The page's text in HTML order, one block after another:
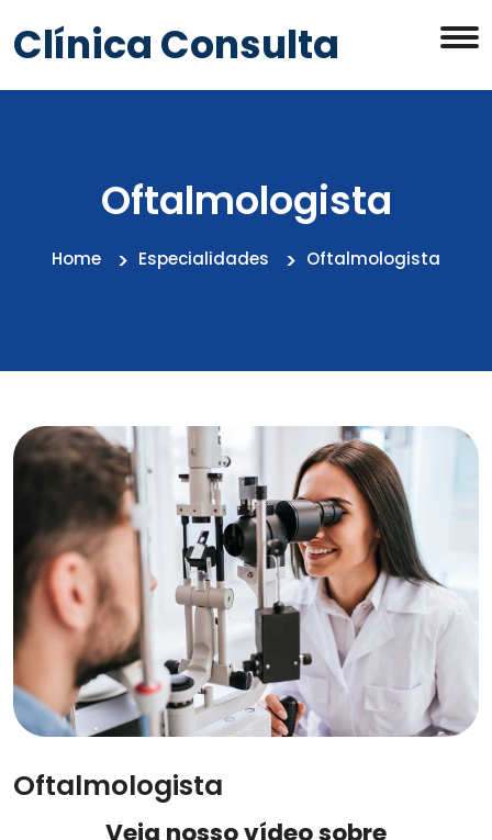
Clínica Consulta
Oftalmologista
Home Especialidades Oftalmologista
Oftalmologista
Veja nosso vídeo sobre